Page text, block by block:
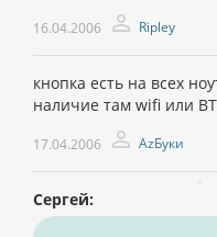
16.04.2006 Ripley
кнопка есть на всех
наличие там wifi или
17.04.2006 AzБуки
Сергей: